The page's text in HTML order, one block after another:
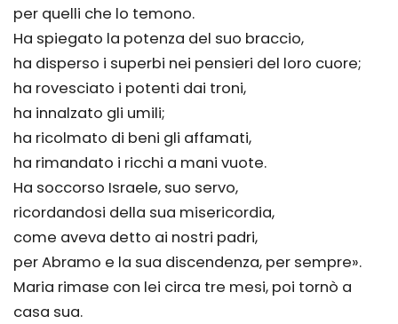
per quelli che lo temono.
Ha spiegato la potenza del suo braccio,
ha disperso i superbi nei pensieri del loro cuore;
ha rovesciato i potenti dai troni,
ha innalzato gli umili;
ha ricolmato di beni gli affamati,
ha rimandato i ricchi a mani vuote.
Ha soccorso Israele, suo servo,
ricordandosi della sua misericordia,
come aveva detto ai nostri padri,
per Abramo e la sua discendenza, per sempre».
Maria rimase con lei circa tre mesi, poi tornò a
casa sua.